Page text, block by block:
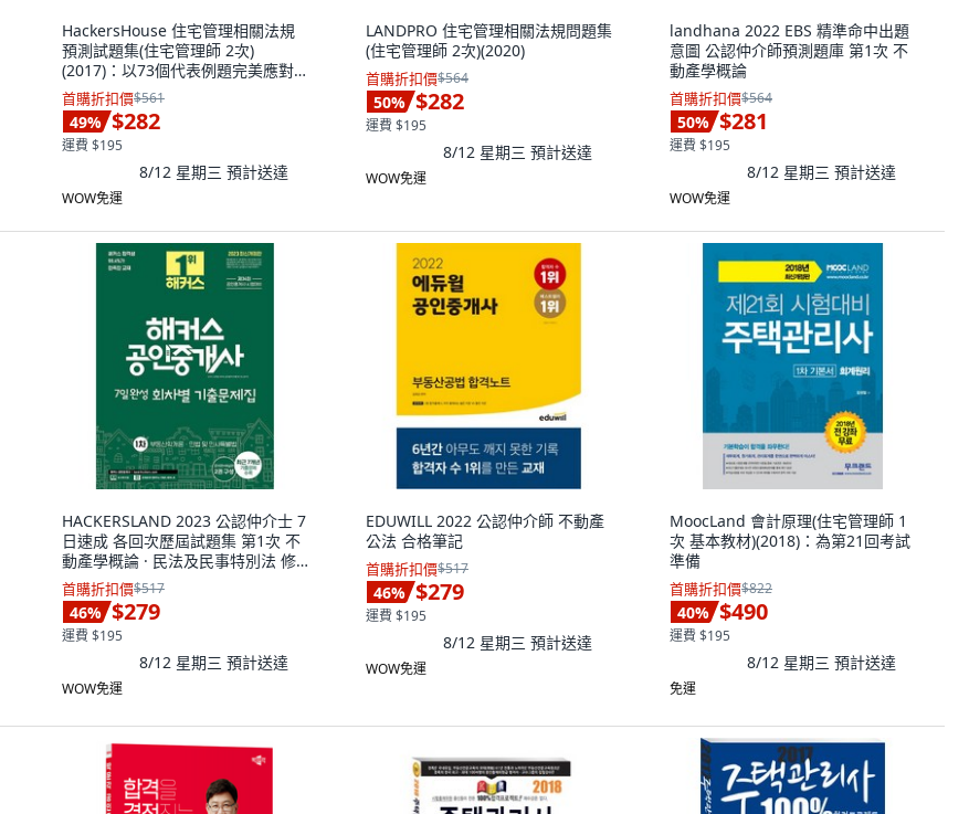
HackersHouse 住宅管理相關法規
預測試題集(住宅管理師 2次)
(2017)：以73個代表例題完美應對,
Hackers Pass
首購折扣價$561
49% $282
運費 $195
8/12 星期三 預計送達
WOW免運
LANDPRO 住宅管理相關法規問題集
(住宅管理師 2次)(2020)
首購折扣價$564
50% $282
運費 $195
8/12 星期三 預計送達
WOW免運
landhana 2022 EBS 精準命中出題
意圖 公認仲介師預測題庫 第1次 不
動產學概論
首購折扣價$564
50% $281
運費 $195
8/12 星期三 預計送達
WOW免運
HACKERSLAND 2023 公認仲介士 7
日速成 各回次歷屆試題集 第1次 不
動產學概論 · 民法及民事特別法 修
訂版
首購折扣價$517
46% $279
運費 $195
8/12 星期三 預計送達
WOW免運
EDUWILL 2022 公認仲介師 不動產
公法 合格筆記
首購折扣價$517
46% $279
運費 $195
8/12 星期三 預計送達
WOW免運
MoocLand 會計原理(住宅管理師 1
次 基本教材)(2018)：為第21回考試
準備
首購折扣價$822
40% $490
運費 $195
8/12 星期三 預計送達
免運